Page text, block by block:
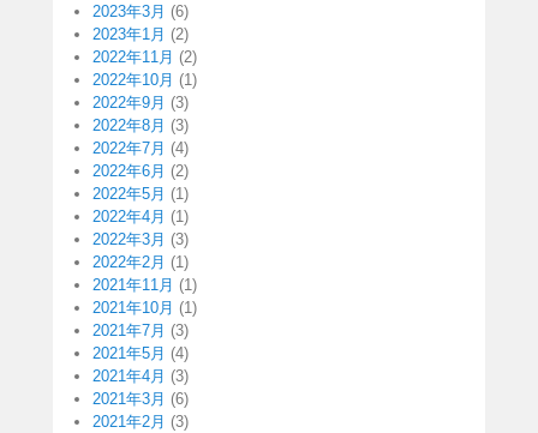
2023年3月 (6)
2023年1月 (2)
2022年11月 (2)
2022年10月 (1)
2022年9月 (3)
2022年8月 (3)
2022年7月 (4)
2022年6月 (2)
2022年5月 (1)
2022年4月 (1)
2022年3月 (3)
2022年2月 (1)
2021年11月 (1)
2021年10月 (1)
2021年7月 (3)
2021年5月 (4)
2021年4月 (3)
2021年3月 (6)
2021年2月 (3)